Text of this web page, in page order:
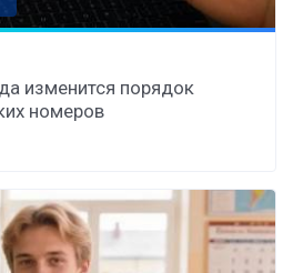
изменится порядок
номеров